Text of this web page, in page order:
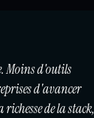
Moins d'outils
d'avancer
de la stack,